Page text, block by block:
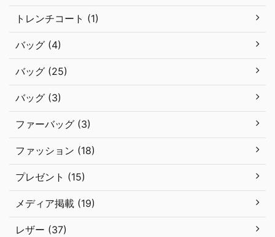
トレンチコート (1)
バッグ (4)
バッグ (25)
バッグ (3)
ファーバッグ (3)
ファッション (18)
プレゼント (15)
メディア掲載 (19)
レザー (37)